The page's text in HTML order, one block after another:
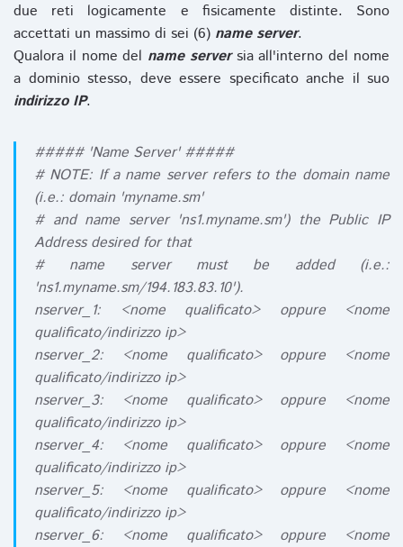
due reti logicamente e fisicamente distinte. Sono
accettati un massimo di sei (6) name server.
Qualora il nome del name serversia all'interno del nome
a dominio stesso, deve essere specificato anche il suo
indirizzo IP.
##### 'Name Server' #####
# NOTE: If a name server refers to the domain name
(i.e.: domain 'myname.sm'
# and name server 'ns1.myname.sm') the Public IP
Address desired for that
# name server must be added (i.e.:
'ns1.myname.sm/194.183.83.10').
nserver_1: <nome qualificato> oppure <nome
qualificato/indirizzo ip>
nserver_2: <nome qualificato> oppure <nome
qualificato/indirizzo ip>
nserver_3: <nome qualificato> oppure <nome
qualificato/indirizzo ip>
nserver_4: <nome qualificato> oppure <nome
qualificato/indirizzo ip>
nserver_5: <nome qualificato> oppure <nome
qualificato/indirizzo ip>
nserver_6: <nome qualificato> oppure <nome